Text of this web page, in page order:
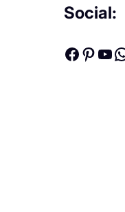
Social:
Facebook Pinterest Youtube WhatsApp